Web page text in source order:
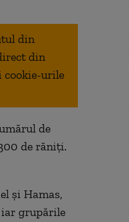
din
din
cookie-urile
de
de răniți.
și Hamas,
iar grupările